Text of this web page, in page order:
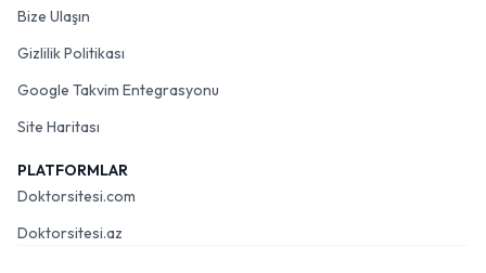
Bize Ulaşın
Gizlilik Politikası
Google Takvim Entegrasyonu
Site Haritası
PLATFORMLAR
Doktorsitesi.com
Doktorsitesi.az